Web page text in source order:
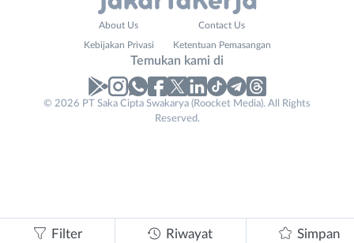
No. Telp /
Asisten
Selatan
Filter Riwayat Simpan
About Us Contact Us
Kebijakan Privasi Ketentuan Pemasangan
Temukan kami di
© 2026 PT Saka Cipta Swakarya (Roocket Media). All Rights
Reserved.